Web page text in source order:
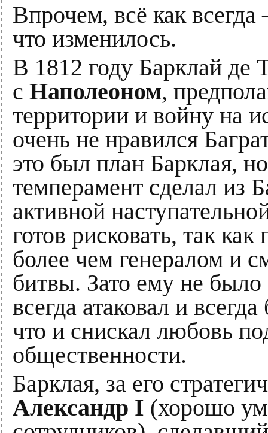
Впрочем, всё как
что изменилось.
В 1812 году Барклай де
с Наполеоном,
территории и войну на
очень не нравился
это был план Барклая,
темперамент сделал из
активной
готов рисковать, так
более чем генералом и
битвы. Зато ему не
всегда атаковал и
что и снискал любовь
общественности.
Барклая, за его
Александр I (хорошо